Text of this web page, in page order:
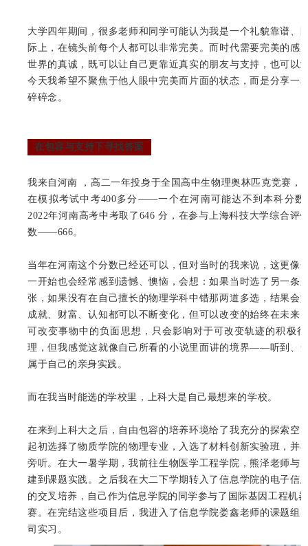
大学四年期间，很多老师和同学可能认为我是一个礼貌靠谱、
际上，在镜头前每个人都可以非常完美。而时代需要完美的感
世界的真诚，既可以让自己更靠近真实的朋友与支持，也可以
今天我希望不聚焦于他人眼中完美而片面的状态，而是分享一
碎碎念。
在包容与支持下寻找答案
我来自河南 ，高二一年投身于全国高中生物理奥林匹克竞赛，
在模拟考试中考400多分——一个在河南可能达不到本科分数
2022年河南高考中考取了646 分，在参与上海科技大学综合评
数——666。
当年在河南这个分数已经还可以，但对当时的我来说，这更像
一开始也会经常感到遗憾、懊恼，会想：如果当时选了另一条
张，如果没有在自己擅长的物理学科中错那两道多选，结果会
成就、财富、认知都可以不断变化，但可以改变的始终在未来
可改变事物中的负面思想，只会影响对于可改变轨迹的积极
理，但我感觉这就像自己所看的小说里面讲的境界——听到、
属于自己的亲身实践。
而在我当时能选的学校里，上科大是自己最想来的学校。
在来到上科大之后，自由包容的培养环境给了我充分的探索空
起初选择了物质学院的物理专业，入选了材料创新实验班，并
旁听。在大一暑学期，我前往生物医学工程学院，熊泽老师与
建到课题实践。之后我在大二下学期转入了信息学院的电子信
的交叉培养，自己作为信息学院的同学参与了国际基因工程机
赛。在完结这些项目后，我进入了信息学院娄鑫老师的课题组
司实习。